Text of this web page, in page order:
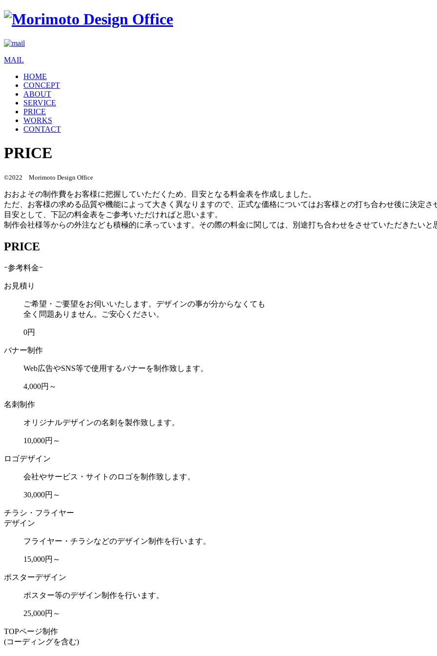
MAIL
HOME
CONCEPT
ABOUT
SERVICE
PRICE
WORKS
CONTACT
PRICE
©2022 Morimoto Design Office
おおよその制作費をお客様に把握していただくため、目安となる料金表を作成しました。
ただ、お客様の求める品質や機能によって大きく異なりますので、正式な価格についてはお客様との打ち合わせ後に決定さ
目安として、下記の料金表をご参考いただければと思います。
制作会社様等からの外注なども積極的に承っています。その際の料金に関しては、別途打ち合わせをさせていただきたいと
PRICE
ｰ参考料金ｰ
お見積り
ご希望・ご要望をお伺いいたします。デザインの事が分からなくても
全く問題ありません。ご安心ください。
0円
バナー制作
Web広告やSNS等で使用するバナーを制作致します。
4,000円～
名刺制作
オリジナルデザインの名刺を製作致します。
10,000円～
ロゴデザイン
会社やサービス・サイトのロゴを制作致します。
30,000円～
チラシ・フライヤー
デザイン
フライヤー・チラシなどのデザイン制作を行います。
15,000円～
ポスターデザイン
ポスター等のデザイン制作を行います。
25,000円～
TOPページ制作
(コーディングを含む)